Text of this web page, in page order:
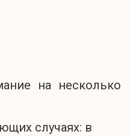
на несколько
случаях: в